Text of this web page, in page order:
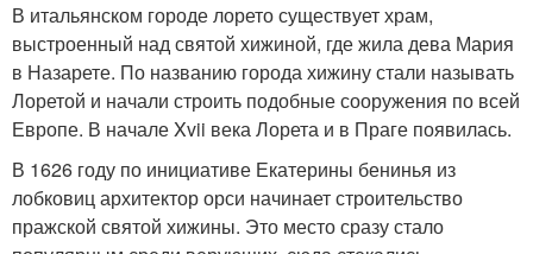
В итальянском городе лорето существует храм,
выстроенный над святой хижиной, где жила дева Мария
в Назарете. По названию города хижину стали называть
Лоретой и начали строить подобные сооружения по всей
Европе. В начале Xvii века Лорета и в Праге появилась.
В 1626 году по инициативе Екатерины бенинья из
лобковиц архитектор орси начинает строительство
пражской святой хижины. Это место сразу стало